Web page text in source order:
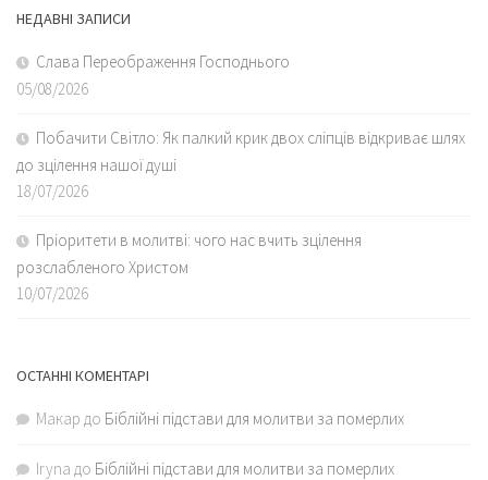
НЕДАВНІ ЗАПИСИ
Слава Переображення Господнього
05/08/2026
Побачити Світло: Як палкий крик двох сліпців відкриває шлях
до зцілення нашої душі
18/07/2026
Пріоритети в молитві: чого нас вчить зцілення
розслабленого Христом
10/07/2026
ОСТАННІ КОМЕНТАРІ
Макар до Біблійні підстави для молитви за померлих
Iryna до Біблійні підстави для молитви за померлих